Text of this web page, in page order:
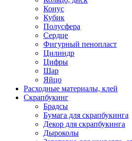
Конус
Кубик
Полусфера
Сердце
Фигурный пенопласт
Цилиндр
Цифры
Шар
Яйцо
Расходные материалы, клей
Скрапбукинг
Брадсы
Бумага для скрапбукинга
Декор для скрапбукинга
Дыроколы